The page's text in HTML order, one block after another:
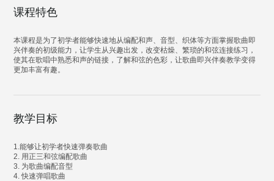
课程特色
本课程是为了初学者能够快速地从编配和声、音型、织体等方面掌握歌曲即
兴伴奏的初级能力，让学生从兴趣出发，改变枯燥、繁琐的和弦连接练习，
使其在歌唱中熟悉和声的链接，了解和弦的色彩，让歌曲即兴伴奏教学变得
更加丰富有趣。
教学目标
1.能够让初学者快速弹奏歌曲
2. 用正三和弦编配歌曲
3. 为歌曲编配音型
4. 快速弹唱歌曲